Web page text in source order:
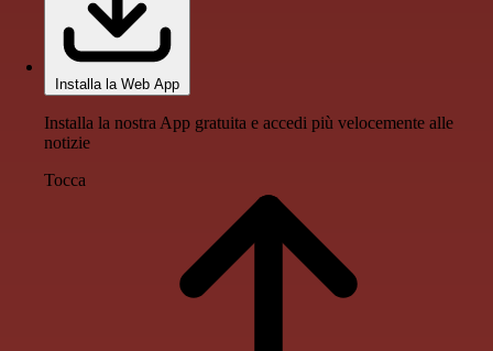
Installa la Web App
Installa la nostra App gratuita e accedi più velocemente alle
notizie
Tocca